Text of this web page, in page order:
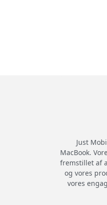
Just
MacBook.
fremstillet af
og vores
vores